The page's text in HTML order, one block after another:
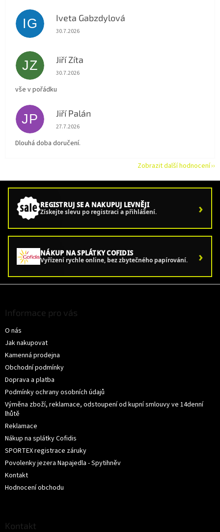
IG Iveta Gabzdylová
Hodnocení obchodu je 5 z 5 hvězdiček.
30.7.2026
JZ Jiří Zíta
Hodnocení obchodu je 5 z 5 hvězdiček.
30.7.2026
vše v pořádku
JP Jiří Palán
Hodnocení obchodu je 5 z 5 hvězdiček.
27.7.2026
Dlouhá doba doručení.
Zobrazit další hodnocení
REGISTRUJ SE A NAKUPUJ LEVNĚJI
Získejte slevu po registraci a přihlášení. ›
NÁKUP NA SPLÁTKY COFIDIS
Vyřízení rychle online, bez zbytečného papírování. ›
Informace pro vás
O nás
Jak nakupovat
Kamenná prodejna
Obchodní podmínky
Doprava a platba
Podmínky ochrany osobních údajů
Výměna zboží, reklamace, odstoupení od kupní smlouvy ve 14denní
lhůtě
Reklamace
Nákup na splátky Cofidis
SPORTEX registrace záruky
Povolenky jezera Napajedla - Spytihněv
Kontakt
Hodnocení obchodu
Kontakt